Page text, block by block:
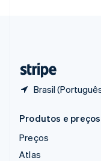
Brasil
Produtos e preços
Preços
Atlas